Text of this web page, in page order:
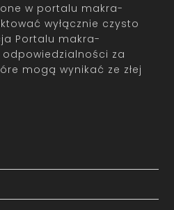
w portalu makra-
wyłącznie czysto
Portalu makra-
za
mogą wynikać ze złej